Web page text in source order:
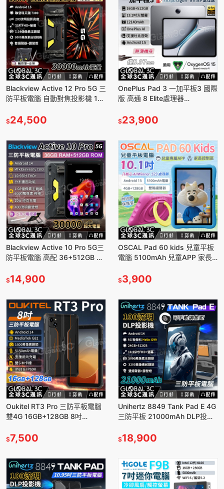
Blackview Active 12 Pro 5G 三
防平板電腦 自動對焦投影機 1億
$24,500
OnePlus Pad 3 一加平板3 國際
版 高通 8 Elite處理器
$23,900
Blackview Active 10 Pro 5G三
防平板電腦 高配 36+512GB 大
$14,900
OSCAL Pad 60 kids 兒童平板
電腦 5100mAh 兒童APP 家長
$3,900
Oukitel RT3 Pro 三防平板電腦
雙4G 16GB+128GB 8吋
$7,500
Unihertz 8849 Tank Pad E 4G
三防平板 21000mAh DLP投影
$18,900